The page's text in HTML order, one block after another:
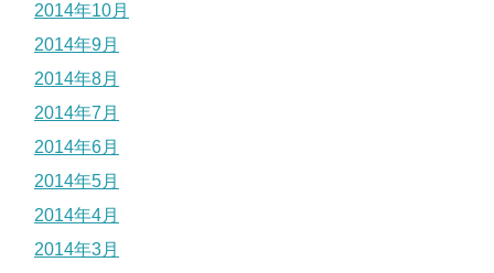
2014年10月
2014年9月
2014年8月
2014年7月
2014年6月
2014年5月
2014年4月
2014年3月